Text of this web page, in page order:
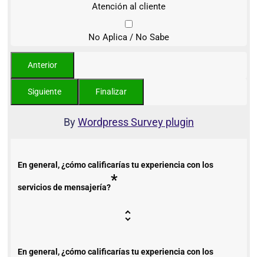
Atención al cliente
No Aplica / No Sabe
ByWordpress Survey plugin
En general, ¿cómo calificarías tu experiencia con los
servicios de mensajería?*
En general, ¿cómo calificarías tu experiencia con los